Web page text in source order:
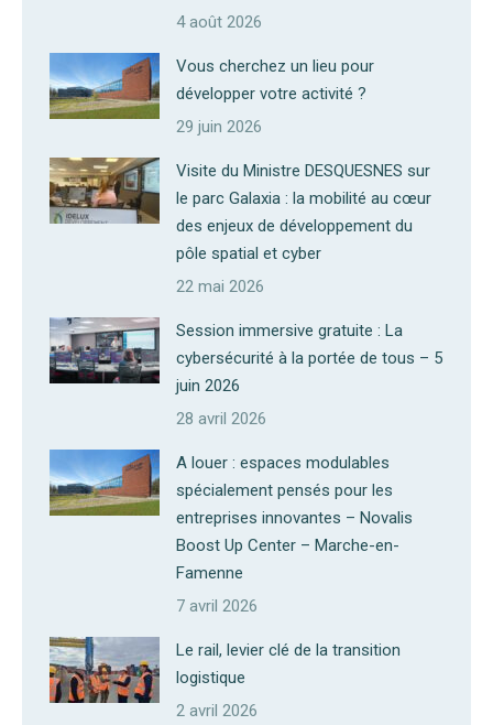
4 août 2026
Vous cherchez un lieu pour
développer votre activité ?
29 juin 2026
Visite du Ministre DESQUESNES sur
le parc Galaxia : la mobilité au cœur
des enjeux de développement du
pôle spatial et cyber
22 mai 2026
Session immersive gratuite : La
cybersécurité à la portée de tous – 5
juin 2026
28 avril 2026
A louer : espaces modulables
spécialement pensés pour les
entreprises innovantes – Novalis
Boost Up Center – Marche-en-
Famenne
7 avril 2026
Le rail, levier clé de la transition
logistique
2 avril 2026